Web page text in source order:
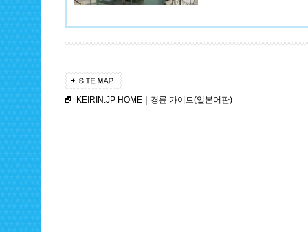
KEIRIN.JP HOME 경륜 가이드(일본어판)